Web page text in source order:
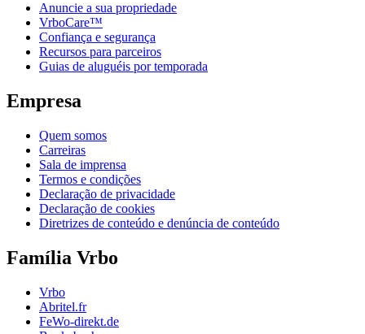
Anuncie a sua propriedade
VrboCare™
Confiança e segurança
Recursos para parceiros
Guias de aluguéis por temporada
Empresa
Quem somos
Carreiras
Sala de imprensa
Termos e condições
Declaração de privacidade
Declaração de cookies
Diretrizes de conteúdo e denúncia de conteúdo
Família Vrbo
Vrbo
Abritel.fr
FeWo-direkt.de